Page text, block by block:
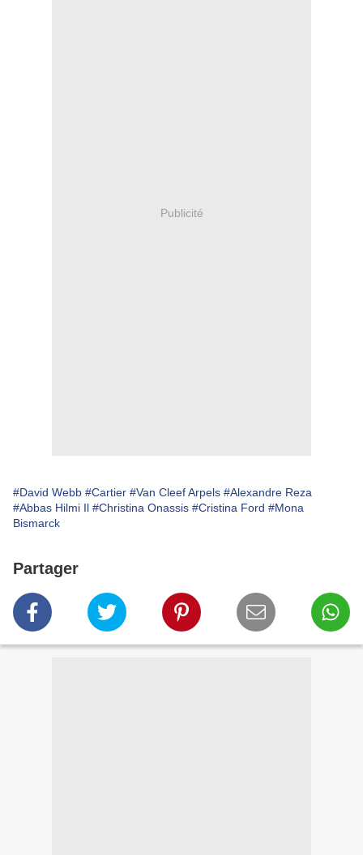
Publicité
#David Webb #Cartier #Van Cleef Arpels #Alexandre Reza
#Abbas Hilmi Il #Christina Onassis #Cristina Ford #Mona
Bismarck
Partager